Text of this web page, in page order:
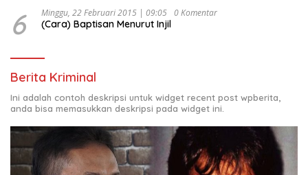
6 Minggu, 22 Februari 2015 | 09:05 0 Komentar
(Cara) Baptisan Menurut Injil
Berita Kriminal
Ini adalah contoh deskripsi untuk widget recent post wpberita,
anda bisa memasukkan deskripsi pada widget ini.